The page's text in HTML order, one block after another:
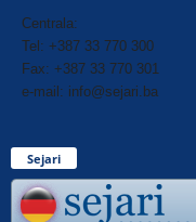
Centrala:
Tel: +387 33 770 300
Fax: +387 33 770 301
e-mail: info@sejari.ba
Sejari